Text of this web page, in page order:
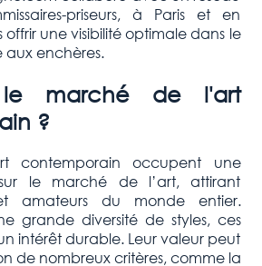
priseurs, à Paris et en
offrir une visibilité optimale dans le
enchères.
marché de l'art
?
contemporain occupent une
le marché de l’art, attirant
amateurs du monde entier.
grande diversité de styles, ces
intérêt durable. Leur valeur peut
de nombreux critères, comme la